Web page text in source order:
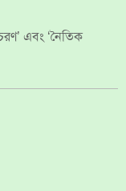
এবং ‘নৈতিক